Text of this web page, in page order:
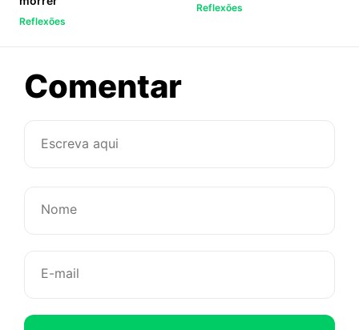
Reflexões
Reflexões
Comentarsobre
passa